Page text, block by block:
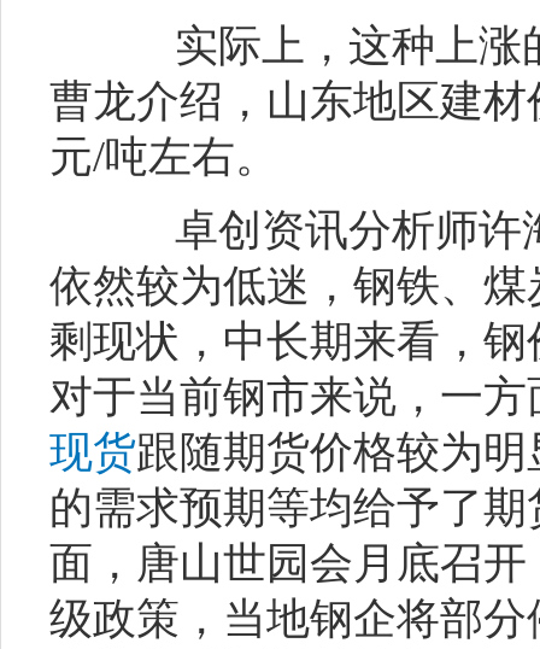
实际上，这种上涨
曹龙介绍，山东地区建
元/吨左右。
卓创资讯分析师许
依然较为低迷，钢铁、
剩现状，中长期来看，
对于当前钢市来说，一
现货跟随期货价格较为
的需求预期等均给予了
面，唐山世园会月底召
级政策，当地钢企将部